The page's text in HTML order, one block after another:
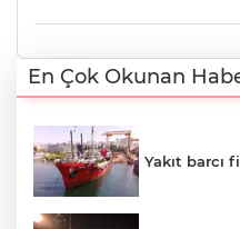
En Çok Okunan
Yakıt barcı